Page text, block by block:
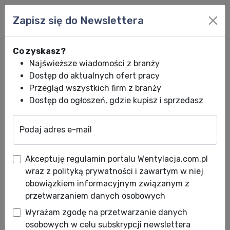
Regulacja temperatury w
pytaniach i odpowiedziach
Data publikacji: 12.02.2010
Życie w naszych domach i mieszkaniach stało
Zapisz się do Newslettera
Co zyskasz?
Najświeższe wiadomości z branży
Dostęp do aktualnych ofert pracy
Przegląd wszystkich firm z branży
Dostęp do ogłoszeń, gdzie kupisz i sprzedasz
Podaj adres e-mail
Akceptuję regulamin portalu Wentylacja.com.pl
wraz z polityką prywatności i zawartym w niej
obowiązkiem informacyjnym związanym z
przetwarzaniem danych osobowych
Wyrażam zgodę na przetwarzanie danych
osobowych w celu subskrypcji newslettera